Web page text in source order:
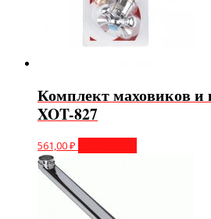
Комплект маховиков и
XOT-827
561,00₽